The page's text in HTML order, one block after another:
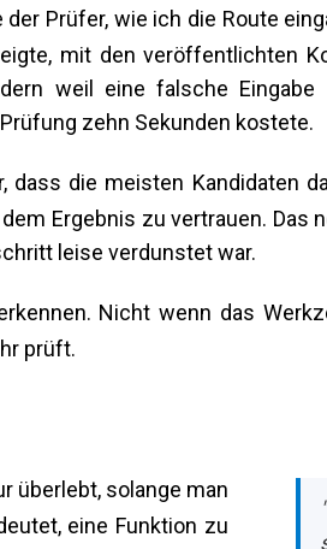
Prüfer, wie ich die Route
mit den veröffentlichten
weil eine falsche
zehn Sekunden kostete.
dass die meisten Kandidaten
Ergebnis zu vertrauen. Das
leise verdunstet war.
Nicht wenn das
prüft.
überlebt, solange man
eine Funktion zu